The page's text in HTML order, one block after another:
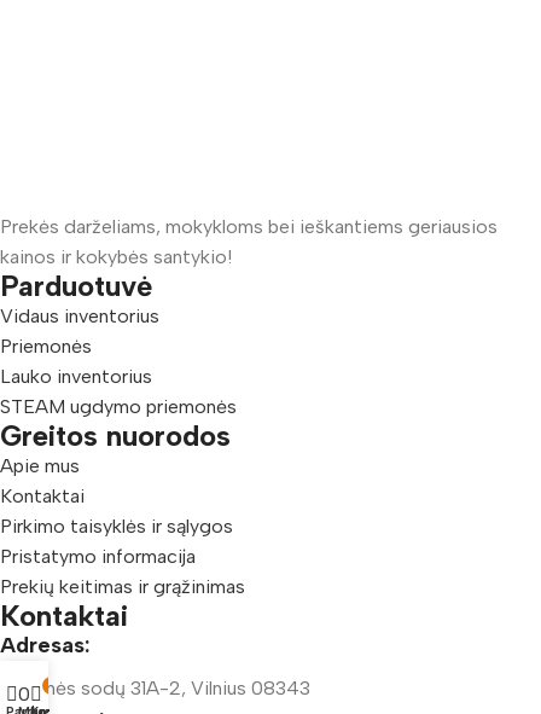
Prekės darželiams, mokykloms bei ieškantiems geriausios
kainos ir kokybės santykio!
Parduotuvė
Vidaus inventorius
Priemonės
Lauko inventorius
STEAM ugdymo priemonės
Greitos nuorodos
Apie mus
Kontaktai
Pirkimo taisyklės ir sąlygos
Pristatymo informacija
Prekių keitimas ir grąžinimas
Kontaktai
Adresas:
Šeškinės sodų 31A-2, Vilnius 08343
0 0